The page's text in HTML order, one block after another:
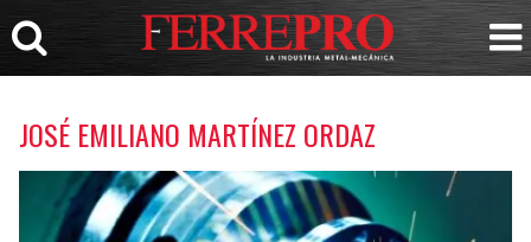
JOSÉ EMILIANO MARTÍNEZ ORDAZ